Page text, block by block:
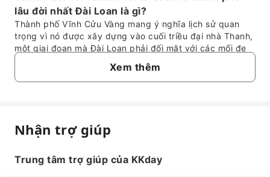
lâu đời nhất Đài Loan là gì?
Thành phố Vĩnh Cửu Vàng mang ý nghĩa lịch sử quan
trọng vì nó được xây dựng vào cuối triều đại nhà Thanh,
một giai đoạn mà Đài Loan phải đối mặt với các mối đe
đích củng cố Tainan, nơi được coi là thủ đô và là thành
phố lâu đời nhất của Đài Loan, chống lại các cuộc xâm
thành phố trong câu chuyện của hòn đảo.
đến Thành phố Vĩnh Cửu Vàng là gì?
Xem thêm
Câu hỏi thường gặp
1. Điều gì làm cho Thành phố Vĩnh Cửu Vàng
Nhận trợ giúp
Trung tâm trợ giúp của KKday